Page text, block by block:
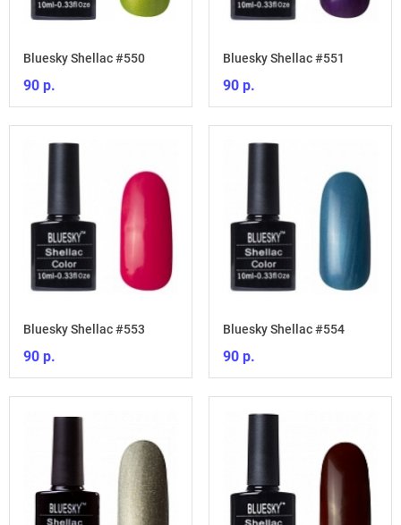
Bluesky Shellac #550
90 р.
Bluesky Shellac #551
90 р.
Bluesky Shellac #553
90 р.
Bluesky Shellac #554
90 р.